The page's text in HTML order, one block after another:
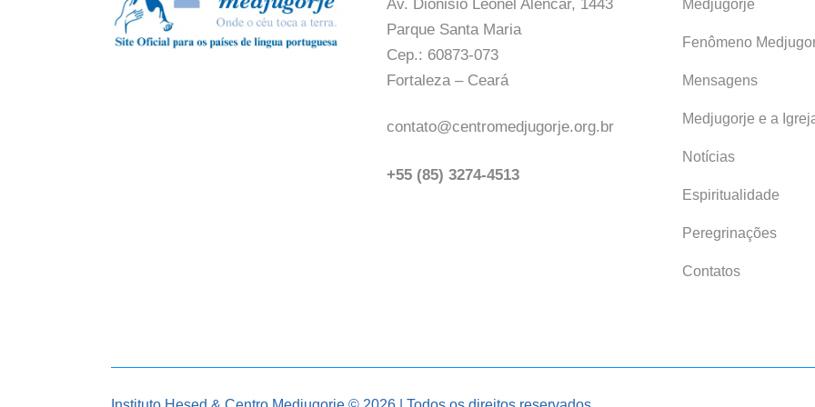
Av. Dionisio Leonel Alencar, 1443
Parque Santa Maria
Cep.: 60873-073
Fortaleza – Ceará
contato@centromedjugorje.org.br
+55 (85) 3274-4513
Medjugorje
Fenômeno
Mensagens
Medjugorje e a
Notícias
Espiritualidade
Peregrinações
Contatos